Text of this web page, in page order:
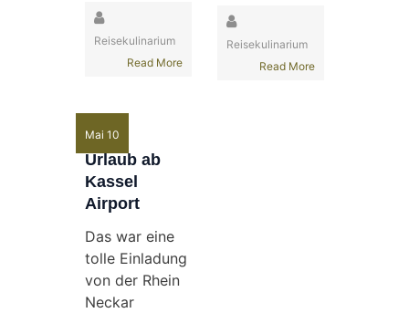
Reisekulinarium
Read More
Reisekulinarium
Read More
Mai 10
Urlaub ab
Kassel
Airport
Das war eine
tolle Einladung
von der Rhein
Neckar